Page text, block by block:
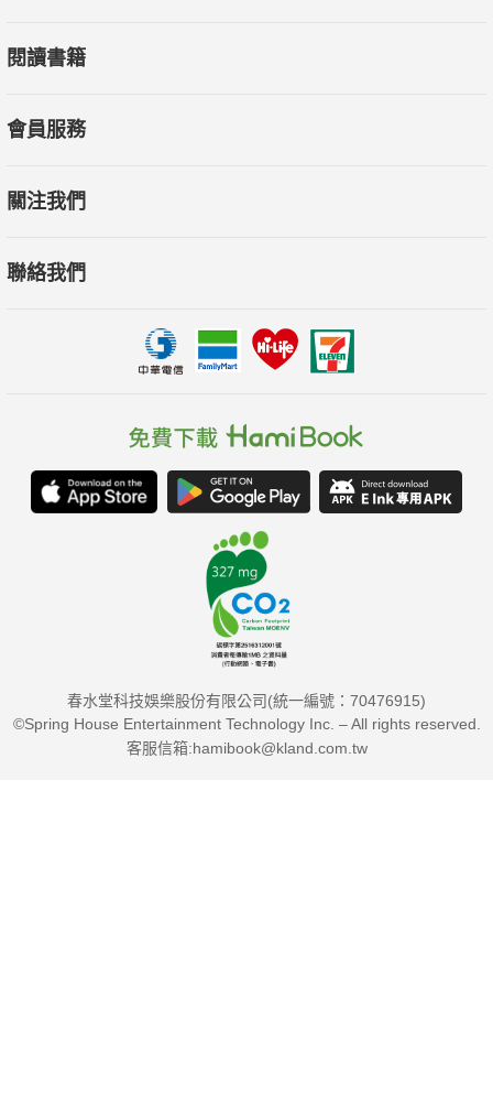
閱讀書籍
會員服務
關注我們
聯絡我們
春水堂科技娛樂股份有限公司(統一編號：70476915)
©Spring House Entertainment Technology Inc. – All rights reserved.
客服信箱:hamibook@kland.com.tw